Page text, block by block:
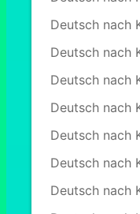
Deutsch nach
Deutsch nach
Deutsch nach
Deutsch nach
Deutsch nach
Deutsch nach
Deutsch nach